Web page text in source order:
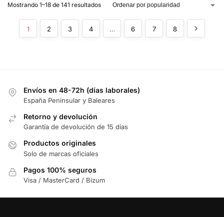
Mostrando 1–18 de 141 resultados
1 2 3 4 … 6 7 8
Envíos en 48-72h (días laborales)
España Peninsular y Baleares
Retorno y devolución
Garantía de devolución de 15 días
Productos originales
Solo de marcas oficiales
Pagos 100% seguros
Visa / MasterCard / Bizum